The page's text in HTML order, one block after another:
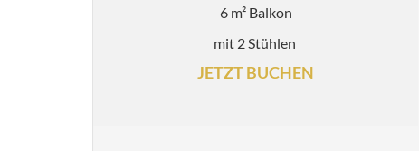
6 m² Balkon
mit 2 Stühlen
JETZT BUCHEN